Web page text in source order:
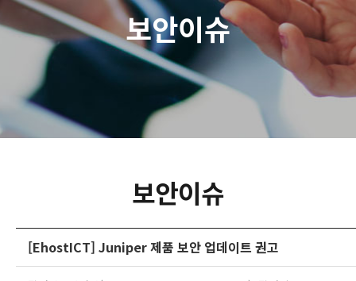
보안이슈
보안이슈
[EhostICT] Juniper 제품 보안 업데이트 권고